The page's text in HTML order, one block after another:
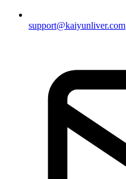
support@kaiyunliver.com